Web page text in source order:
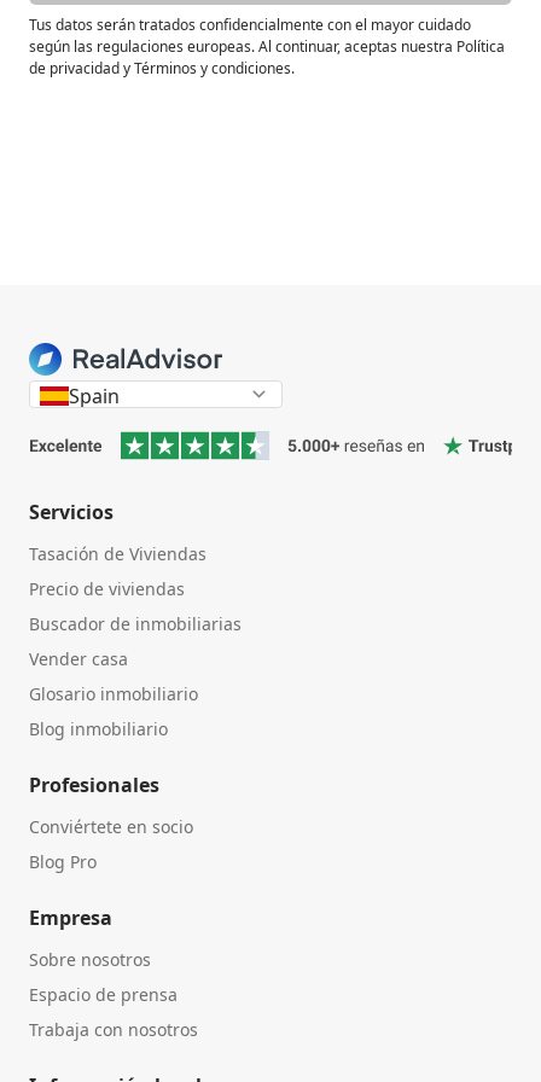
Tus datos serán tratados confidencialmente con el mayor cuidado
según las regulaciones europeas. Al continuar, aceptas nuestra Política
de privacidad y Términos y condiciones.
Spain
Servicios
Tasación de Viviendas
Precio de viviendas
Buscador de inmobiliarias
Vender casa
Glosario inmobiliario
Blog inmobiliario
Profesionales
Conviértete en socio
Blog Pro
Empresa
Sobre nosotros
Espacio de prensa
Trabaja con nosotros